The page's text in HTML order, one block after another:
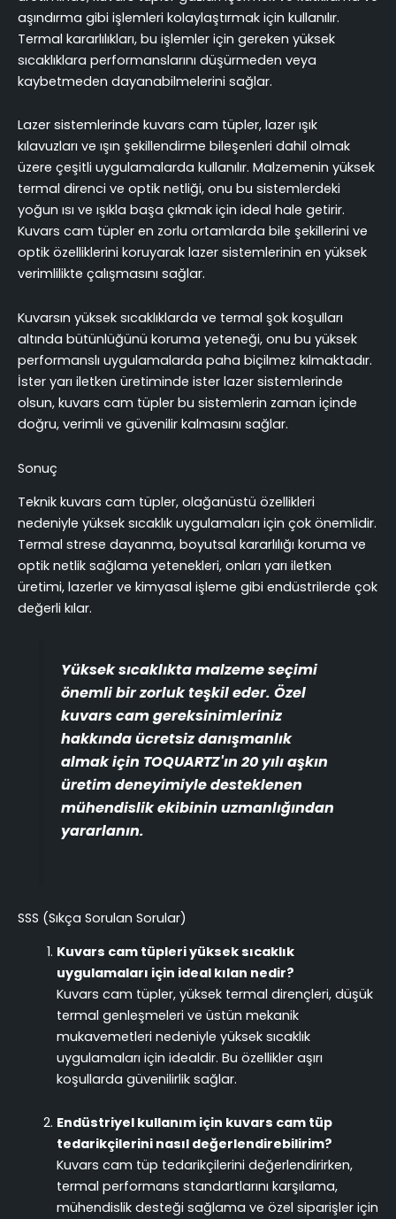
aşındırma gibi işlemleri kolaylaştırmak için kullanılır.
Termal kararlılıkları, bu işlemler için gereken yüksek
sıcaklıklara performanslarını düşürmeden veya
kaybetmeden dayanabilmelerini sağlar.
Lazer sistemlerinde kuvars cam tüpler, lazer ışık
kılavuzları ve ışın şekillendirme bileşenleri dahil olmak
üzere çeşitli uygulamalarda kullanılır. Malzemenin yüksek
termal direnci ve optik netliği, onu bu sistemlerdeki
yoğun ısı ve ışıkla başa çıkmak için ideal hale getirir.
Kuvars cam tüpler en zorlu ortamlarda bile şekillerini ve
optik özelliklerini koruyarak lazer sistemlerinin en yüksek
verimlilikte çalışmasını sağlar.
Kuvarsın yüksek sıcaklıklarda ve termal şok koşulları
altında bütünlüğünü koruma yeteneği, onu bu yüksek
performanslı uygulamalarda paha biçilmez kılmaktadır.
İster yarı iletken üretiminde ister lazer sistemlerinde
olsun, kuvars cam tüpler bu sistemlerin zaman içinde
doğru, verimli ve güvenilir kalmasını sağlar.
Sonuç
Teknik kuvars cam tüpler, olağanüstü özellikleri
nedeniyle yüksek sıcaklık uygulamaları için çok önemlidir.
Termal strese dayanma, boyutsal kararlılığı koruma ve
optik netlik sağlama yetenekleri, onları yarı iletken
üretimi, lazerler ve kimyasal işleme gibi endüstrilerde çok
değerli kılar.
Yüksek sıcaklıkta malzeme seçimi
önemli bir zorluk teşkil eder. Özel
kuvars cam gereksinimleriniz
hakkında ücretsiz danışmanlık
almak için TOQUARTZ'ın 20 yılı aşkın
üretim deneyimiyle desteklenen
mühendislik ekibinin uzmanlığından
yararlanın.
SSS (Sıkça Sorulan Sorular)
Kuvars cam tüpleri yüksek sıcaklık
uygulamaları için ideal kılan nedir?
Kuvars cam tüpler, yüksek termal dirençleri, düşük
termal genleşmeleri ve üstün mekanik
mukavemetleri nedeniyle yüksek sıcaklık
uygulamaları için idealdir. Bu özellikler aşırı
koşullarda güvenilirlik sağlar.
Endüstriyel kullanım için kuvars cam tüp
tedarikçilerini nasıl değerlendirebilirim?
Kuvars cam tüp tedarikçilerini değerlendirirken,
termal performans standartlarını karşılama,
mühendislik desteği sağlama ve özel siparişler için